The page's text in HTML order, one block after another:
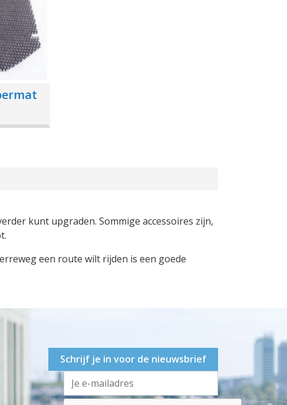
kunt upgraden. Sommige accessoires zijn,
een route wilt rijden is een goede
Schrijf je in voor de nieuwsbrief